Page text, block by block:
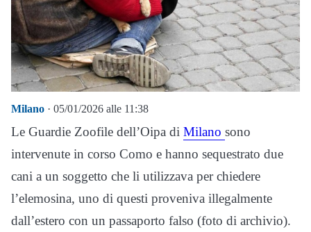
Milano · 05/01/2026 alle 11:38
Le Guardie Zoofile dell’Oipa di Milano sono
intervenute in corso Como e hanno sequestrato due
cani a un soggetto che li utilizzava per chiedere
l’elemosina, uno di questi proveniva illegalmente
dall’estero con un passaporto falso (foto di archivio).